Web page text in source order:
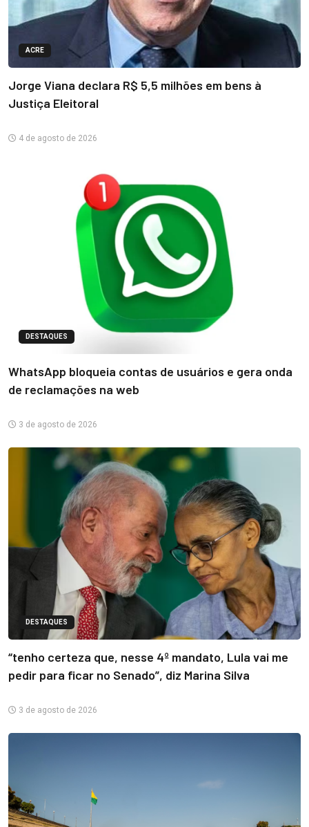
ACRE
Jorge Viana declara R$ 5,5 milhões em bens à
Justiça Eleitoral
4 de agosto de 2026
DESTAQUES
WhatsApp bloqueia contas de usuários e gera onda
de reclamações na web
3 de agosto de 2026
DESTAQUES
“tenho certeza que, nesse 4º mandato, Lula vai me
pedir para ficar no Senado”, diz Marina Silva
3 de agosto de 2026